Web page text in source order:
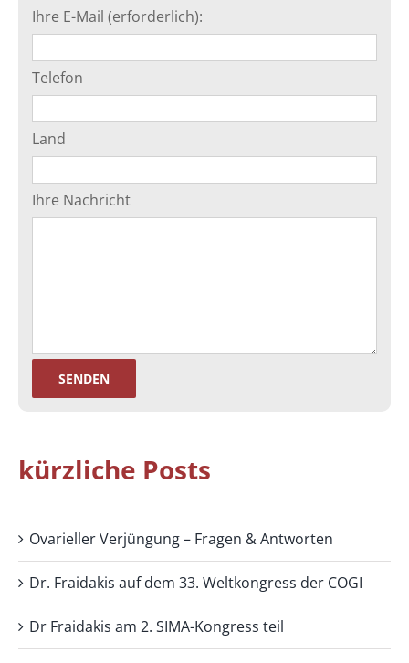
Ihre E-Mail (erforderlich):
Telefon
Land
Ihre Nachricht
kürzliche Posts
Ovarieller Verjüngung – Fragen & Antworten
Dr. Fraidakis auf dem 33. Weltkongress der COGI
Dr Fraidakis am 2. SIMA-Kongress teil